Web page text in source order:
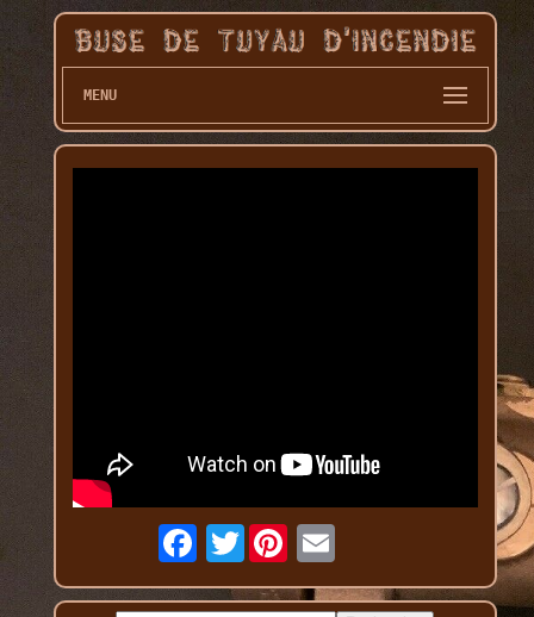
MENU
Twitter